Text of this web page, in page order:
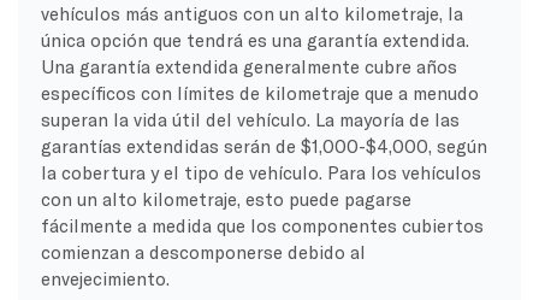
vehículos más antiguos con un alto kilometraje, la
única opción que tendrá es una garantía extendida.
Una garantía extendida generalmente cubre años
específicos con límites de kilometraje que a menudo
superan la vida útil del vehículo. La mayoría de las
garantías extendidas serán de $1,000-$4,000, según
la cobertura y el tipo de vehículo. Para los vehículos
con un alto kilometraje, esto puede pagarse
fácilmente a medida que los componentes cubiertos
comienzan a descomponerse debido al
envejecimiento.